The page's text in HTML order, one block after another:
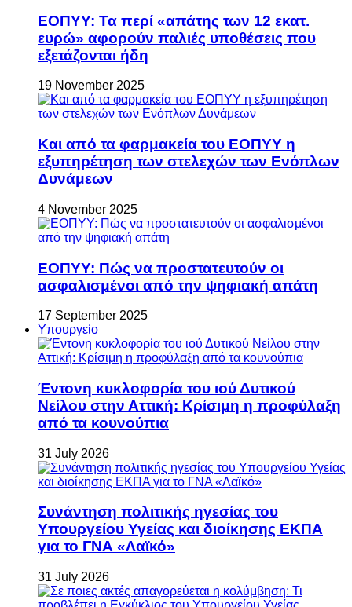
ΕΟΠΥΥ: Τα περί «απάτης των 12 εκατ.
ευρώ» αφορούν παλιές υποθέσεις που
εξετάζονται ήδη
19 November 2025
Και από τα φαρμακεία του ΕΟΠΥΥ η
εξυπηρέτηση των στελεχών των Ενόπλων
Δυνάμεων
4 November 2025
ΕΟΠΥΥ: Πώς να προστατευτούν οι
ασφαλισμένοι από την ψηφιακή απάτη
17 September 2025
Υπουργείο
Έντονη κυκλοφορία του ιού Δυτικού
Νείλου στην Αττική: Κρίσιμη η προφύλαξη
από τα κουνούπια
31 July 2026
Συνάντηση πολιτικής ηγεσίας του
Υπουργείου Υγείας και διοίκησης ΕΚΠΑ
για το ΓΝΑ «Λαϊκό»
31 July 2026